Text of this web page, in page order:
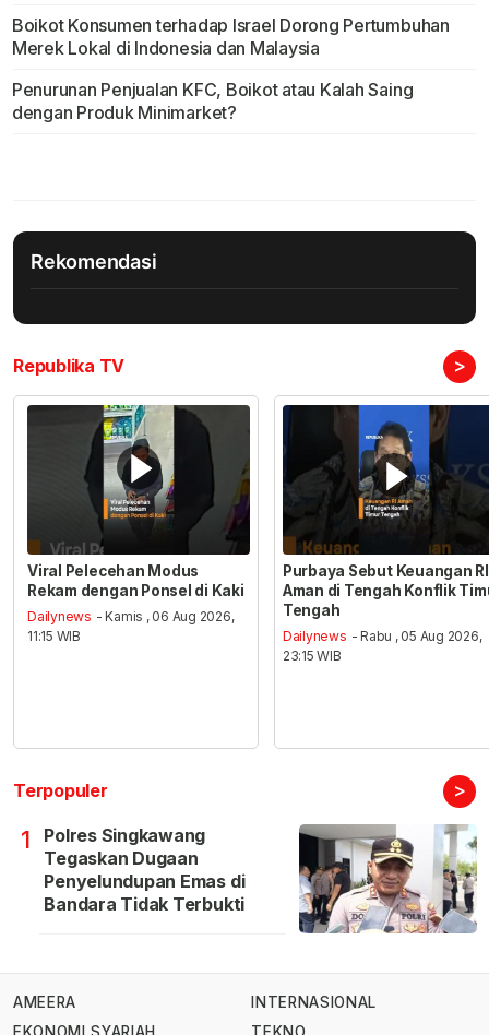
Boikot Konsumen terhadap Israel Dorong Pertumbuhan
Merek Lokal di Indonesia dan Malaysia
Penurunan Penjualan KFC, Boikot atau Kalah Saing
dengan Produk Minimarket?
Rekomendasi
Republika TV >
Viral Pelecehan Modus
Rekam dengan Ponsel di Kaki
Dailynews - Kamis , 06 Aug 2026,
11:15 WIB
Purbaya Sebut Keuangan RI
Aman di Tengah Konflik
Tengah
Dailynews - Rabu , 05 Aug 2026,
23:15 WIB
Terpopuler >
1
Polres Singkawang
Tegaskan Dugaan
Penyelundupan Emas di
Bandara Tidak Terbukti
AMEERA
INTERNASIONAL